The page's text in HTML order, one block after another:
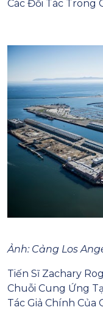
Các Đối Tác Trong
Ảnh: Cảng Los
Tiến Sĩ Zachary
Chuỗi Cung Ứng
Tác Giả Chính Của